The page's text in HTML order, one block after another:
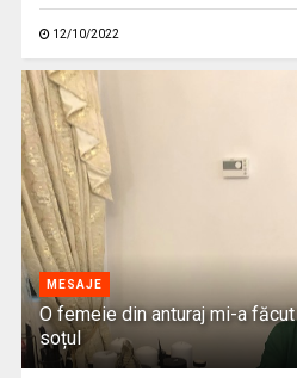
12/10/2022
MESAJE
O femeie din anturaj mi-a
soțul